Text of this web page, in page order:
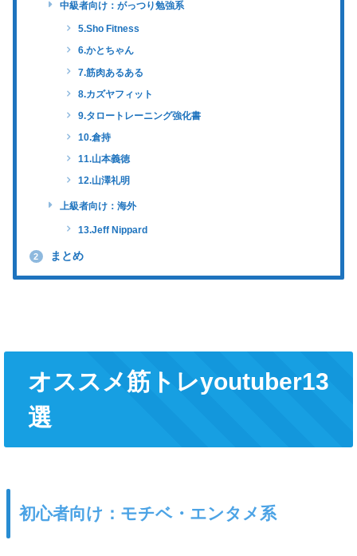
中級者向け：がっつり勉強系
5.Sho Fitness
6.かとちゃん
7.筋肉あるある
8.カズヤフィット
9.タロートレーニング強化書
10.倉持
11.山本義徳
12.山澤礼明
上級者向け：海外
13.Jeff Nippard
2 まとめ
オススメ筋トレyoutuber13
選
初心者向け：モチベ・エンタメ系